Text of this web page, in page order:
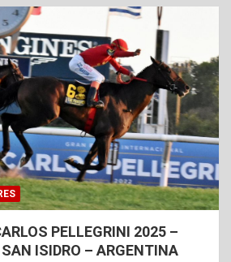
PELLEGRINI 2025 –
ISIDRO – ARGENTINA